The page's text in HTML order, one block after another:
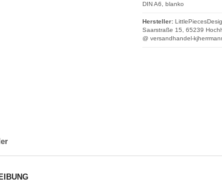
DIN A6, blanko
Hersteller:
Saarstraße 15, 65239
@ versandhandel-